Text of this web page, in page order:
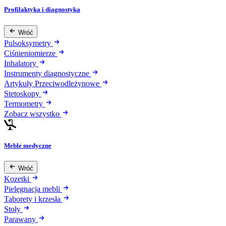
Profilaktyka i diagnostyka
Wróć
Pulsoksymetry
Ciśnieniomierze
Inhalatory
Instrumenty diagnostyczne
Artykuły Przeciwodleżynowe
Stetoskopy
Termometry
Zobacz wszystko
Meble medyczne
Wróć
Kozetki
Pielęgnacja mebli
Taborety i krzesła
Stoły
Parawany